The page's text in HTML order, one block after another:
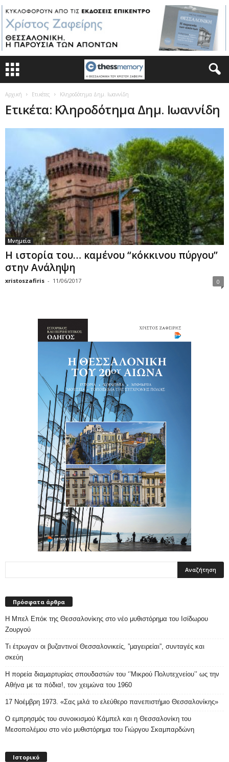
Αρχική Ετικέτες Κληροδότημα Δημ. Ιωαννίδη
Ετικέτα: Κληροδότημα Δημ. Ιωαννίδη
Μνημεία
Η ιστορία του… καμένου “κόκκινου πύργου’’
στην Ανάληψη
xristoszafiris - 11/06/2017 0
Πρόσφατα άρθρα
Η Μπελ Επόκ της Θεσσαλονίκης στο νέο μυθιστόρημα του Ισίδωρου
Ζουργού
Τι έτρωγαν οι βυζαντινοί Θεσσαλονικείς, ”μαγειρείαι”, συνταγές και
σκεύη
Η πορεία διαμαρτυρίας σπουδαστών του ‘’Μικρού Πολυτεχνείου’’ ως την
Αθήνα με τα πόδια!, τον χειμώνα του 1960
17 Νοέμβρη 1973. «Σας μιλά το ελεύθερο πανεπιστήμιο Θεσσαλονίκης»
Ο εμπρησμός του συνοικισμού Κάμπελ και η Θεσσαλονίκη του
Μεσοπολέμου στο νέο μυθιστόρημα του Γιώργου Σκαμπαρδώνη
Ιστορικό